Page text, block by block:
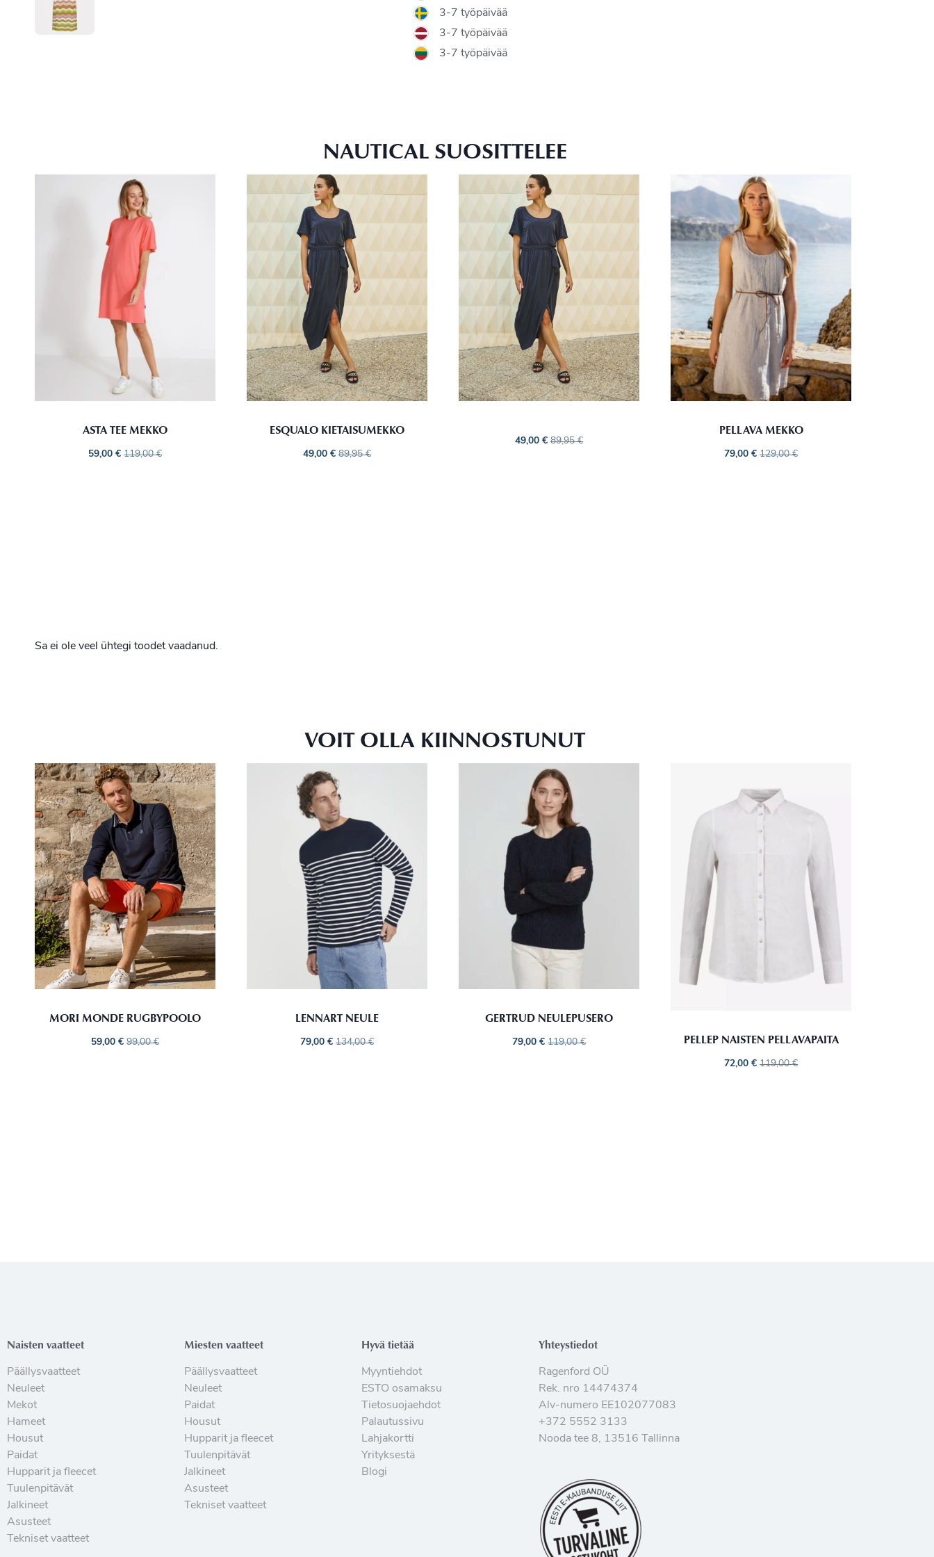
3-7 työpäivää
3-7 työpäivää
3-7 työpäivää
NAUTICAL SUOSITTELEE
ASTA TEE MEKKO
59,00€ 119,00€
ESQUALO KIETAISUMEKKO
49,00€ 89,95€
49,00€ 89,95€
PELLAVA MEKKO
79,00€ 129,00€
Sa ei ole veel ühtegi toodet vaadanud.
VOIT OLLA KIINNOSTUNUT
MORI MONDE RUGBYPOOLO
59,00€ 99,00€
LENNART NEULE
79,00€ 134,00€
GERTRUD NEULEPUSERO
79,00€ 119,00€ PELLEP NAISTEN PELLAVAPAITA
72,00€ 119,00€
Naisten vaatteet
Päällysvaatteet
Neuleet
Mekot
Hameet
Housut
Paidat
Hupparit ja fleecet
Tuulenpitävät
Jalkineet
Asusteet
Tekniset vaatteet
Miesten vaatteet
Päällysvaatteet
Neuleet
Paidat
Housut
Hupparit ja fleecet
Tuulenpitävät
Jalkineet
Asusteet
Tekniset vaatteet
Hyvä tietää
Myyntiehdot
ESTO osamaksu
Tietosuojaehdot
Palautussivu
Lahjakortti
Yrityksestä
Blogi
Yhteystiedot
Ragenford OÜ
Rek. nro 14474374
Alv-numero EE102077083
+372 5552 3133
Nooda tee 8, 13516 Tallinna